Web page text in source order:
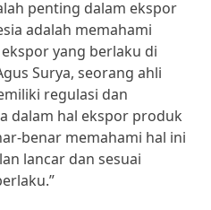
penting dalam ekspor
adalah memahami
yang berlaku di
Surya, seorang ahli
regulasi dan
dalam hal ekspor produk
benar memahami hal ini
lancar dan sesuai